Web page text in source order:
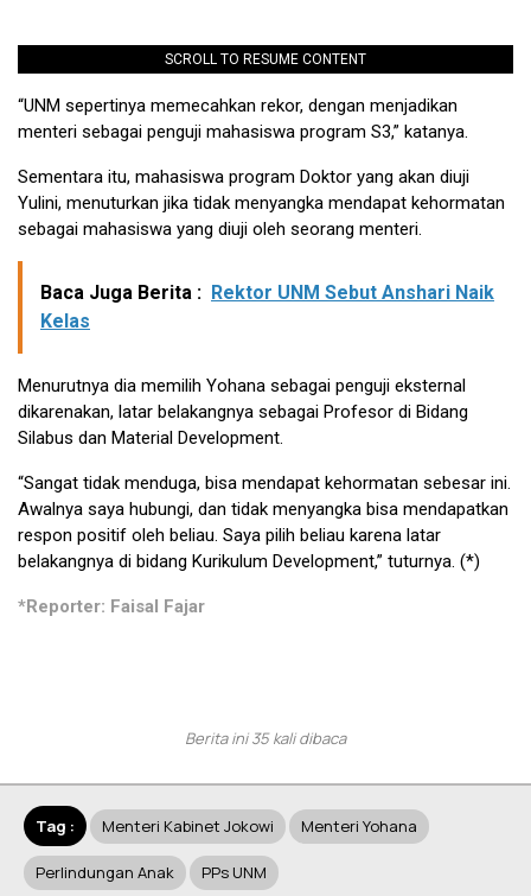
SCROLL TO RESUME CONTENT
“UNM sepertinya memecahkan rekor, dengan menjadikan
menteri sebagai penguji mahasiswa program S3,” katanya.
Sementara itu, mahasiswa program Doktor yang akan diuji
Yulini, menuturkan jika tidak menyangka mendapat kehormatan
sebagai mahasiswa yang diuji oleh seorang menteri.
Baca Juga Berita : Rektor UNM Sebut Anshari Naik
Kelas
Menurutnya dia memilih Yohana sebagai penguji eksternal
dikarenakan, latar belakangnya sebagai Profesor di Bidang
Silabus dan Material Development.
“Sangat tidak menduga, bisa mendapat kehormatan sebesar ini.
Awalnya saya hubungi, dan tidak menyangka bisa mendapatkan
respon positif oleh beliau. Saya pilih beliau karena latar
belakangnya di bidang Kurikulum Development,” tuturnya. (*)
*Reporter: Faisal Fajar
Berita ini 35 kali dibaca
Tag : Menteri Kabinet Jokowi Menteri Yohana
Perlindungan Anak PPs UNM